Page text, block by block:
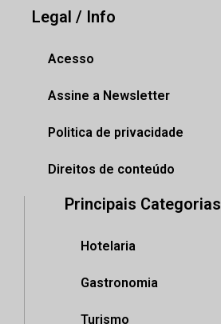
Legal / Info
Acesso
Assine a Newsletter
Politica de privacidade
Direitos de conteúdo
Principais Categorias
Hotelaria
Gastronomia
Turismo